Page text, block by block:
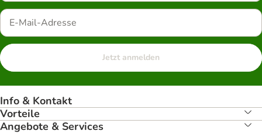
Jetzt anmelden
Info & Kontakt
Vorteile
Angebote & Services